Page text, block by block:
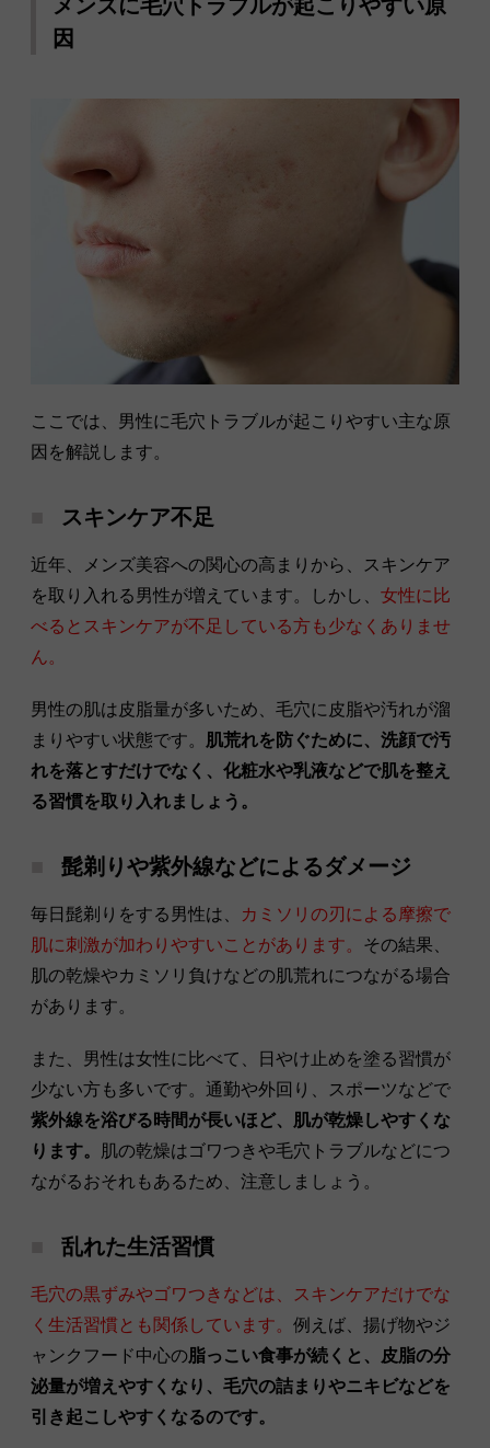
メンズに毛穴トラブルが起こりやすい原
因
ここでは、男性に毛穴トラブルが起こりやすい主な原
因を解説します。
スキンケア不足
近年、メンズ美容への関心の高まりから、スキンケア
を取り入れる男性が増えています。しかし、 女性に比
べるとスキンケアが不足している方も少なくありませ
ん。
男性の肌は皮脂量が多いため、毛穴に皮脂や汚れが溜
まりやすい状態です。
肌荒れを防ぐために、洗顔で汚
れを落とすだけでなく、化粧水や乳液などで肌を整え
る習慣を取り入れましょう。
髭剃りや紫外線などによるダメージ
毎日髭剃りをする男性は、
カミソリの刃による摩擦で
肌に刺激が加わりやすいことがあります。 その結果、
肌の乾燥やカミソリ負けなどの肌荒れにつながる場合
があります。
また、男性は女性に比べて、日やけ止めを塗る習慣が
少ない方も多いです。通勤や外回り、スポーツなどで
紫外線を浴びる時間が長いほど、肌が乾燥しやすくな
ります。
肌の乾燥はゴワつきや毛穴トラブルなどにつ
ながるおそれもあるため、注意しましょう。
乱れた生活習慣
毛穴の黒ずみやゴワつきなどは、スキンケアだけでな
く生活習慣とも関係しています。 例えば、揚げ物やジ
ャンクフード中心の 脂っこい食事が続くと、皮脂の分
泌量が増えやすくなり、毛穴の詰まりやニキビなどを
引き起こしやすくなるのです。